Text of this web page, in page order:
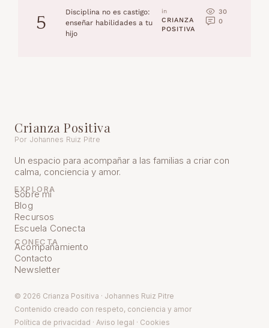
5
Disciplina no es castigo:
enseñar habilidades a tu
hijo
in
CRIANZA
POSITIVA
30
0
Crianza Positiva
Por Johannes Ruiz Pitre
Un espacio para acompañar a las familias a criar con
calma, conciencia y amor.
EXPLORA
Sobre mí
Blog
Recursos
Escuela Conecta
CONECTA
Acompañamiento
Contacto
Newsletter
© 2026 Crianza Positiva · Johannes Ruiz Pitre
Contenido creado con respeto, conciencia y amor
Política de privacidad · Aviso legal · Cookies